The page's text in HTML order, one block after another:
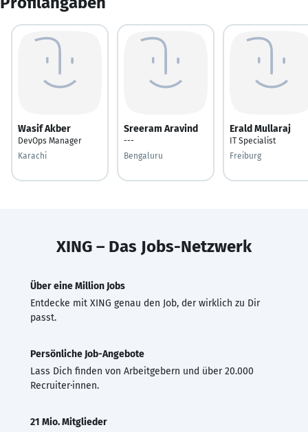
Wasif Akber
DevOps Manager
Karachi
Sreeram Aravind
---
Bengaluru
Erald Mullaraj
IT Specialist
Freiburg
XING – Das Jobs-Netzwerk
Über eine Million Jobs
Entdecke mit XING genau den Job, der wirklich zu Dir
passt.
Persönliche Job-Angebote
Lass Dich finden von Arbeitgebern und über 20.000
Recruiter·innen.
21 Mio. Mitglieder